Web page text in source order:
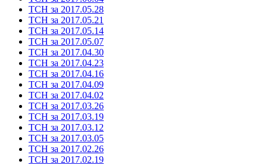
ТСН за 2017.05.28
ТСН за 2017.05.21
ТСН за 2017.05.14
ТСН за 2017.05.07
ТСН за 2017.04.30
ТСН за 2017.04.23
ТСН за 2017.04.16
ТСН за 2017.04.09
ТСН за 2017.04.02
ТСН за 2017.03.26
ТСН за 2017.03.19
ТСН за 2017.03.12
ТСН за 2017.03.05
ТСН за 2017.02.26
ТСН за 2017.02.19